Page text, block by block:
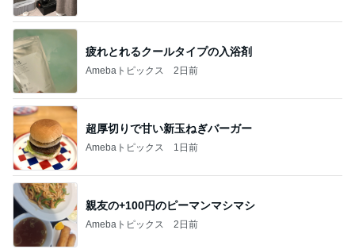
疲れとれるクールタイプの入浴剤
Amebaトピックス 2日前
超厚切りで甘い新玉ねぎバーガー
Amebaトピックス 1日前
親友の+100円のピーマンマシマシ
Amebaトピックス 2日前